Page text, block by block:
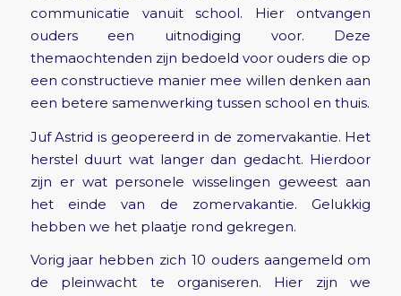
communicatie vanuit school. Hier ontvangen
ouders een uitnodiging voor. Deze
themaochtenden zijn bedoeld voor ouders die op
een constructieve manier mee willen denken aan
een betere samenwerking tussen school en thuis.
Juf Astrid is geopereerd in de zomervakantie. Het
herstel duurt wat langer dan gedacht. Hierdoor
zijn er wat personele wisselingen geweest aan
het einde van de zomervakantie. Gelukkig
hebben we het plaatje rond gekregen.
Vorig jaar hebben zich 10 ouders aangemeld om
de pleinwacht te organiseren. Hier zijn we